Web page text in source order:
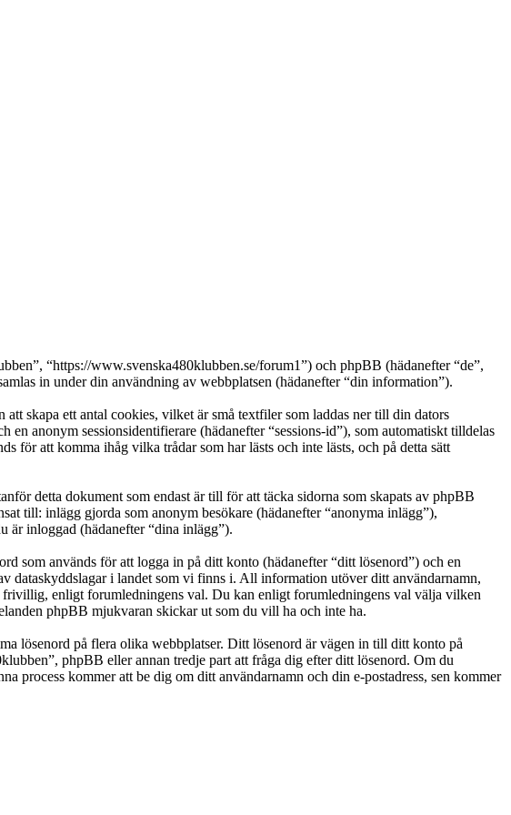
“https://www.svenska480klubben.se/forum1”) och phpBB (hädanefter “de”,
in under din användning av webbplatsen (hädanefter “din information”).
skapa ett antal cookies, vilket är små textfiler som laddas ner till din dators
anonym sessionsidentifierare (hädanefter “sessions-id”), som automatiskt tilldelas
för att komma ihåg vilka trådar som har lästs och inte lästs, och på detta sätt
detta dokument som endast är till för att täcka sidorna som skapats av phpBB
till: inlägg gjorda som anonym besökare (hädanefter “anonyma inlägg”),
är inloggad (hädanefter “dina inlägg”).
som används för att logga in på ditt konto (hädanefter “ditt lösenord”) och en
dataskyddslagar i landet som vi finns i. All information utöver ditt användarnamn,
frivillig, enligt forumledningens val. Du kan enligt forumledningens val välja vilken
phpBB mjukvaran skickar ut som du vill ha och inte ha.
lösenord på flera olika webbplatser. Ditt lösenord är vägen in till ditt konto på
phpBB eller annan tredje part att fråga dig efter ditt lösenord. Om du
process kommer att be dig om ditt användarnamn och din e-postadress, sen kommer